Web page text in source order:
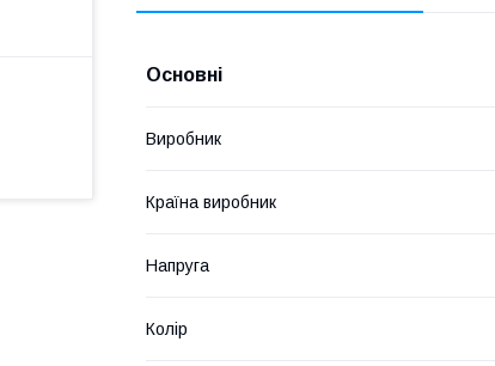
Основні
Виробник
Країна виробник
Напруга
Колір